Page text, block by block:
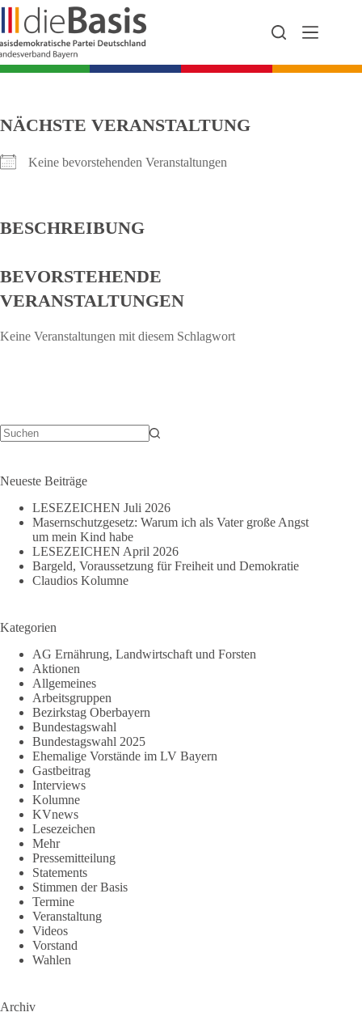
Zum
Inhalt
springen
NÄCHSTE VERANSTALTUNG
Keine bevorstehenden Veranstaltungen
BESCHREIBUNG
BEVORSTEHENDE
VERANSTALTUNGEN
Keine Veranstaltungen mit diesem Schlagwort
Neueste Beiträge
LESEZEICHEN Juli 2026
Masernschutzgesetz: Warum ich als Vater große Angst
um mein Kind habe
LESEZEICHEN April 2026
Bargeld, Voraussetzung für Freiheit und Demokratie
Claudios Kolumne
Kategorien
AG Ernährung, Landwirtschaft und Forsten
Aktionen
Allgemeines
Arbeitsgruppen
Bezirkstag Oberbayern
Bundestagswahl
Bundestagswahl 2025
Ehemalige Vorstände im LV Bayern
Gastbeitrag
Interviews
Kolumne
KVnews
Lesezeichen
Mehr
Pressemitteilung
Statements
Stimmen der Basis
Termine
Veranstaltung
Videos
Vorstand
Wahlen
Archiv